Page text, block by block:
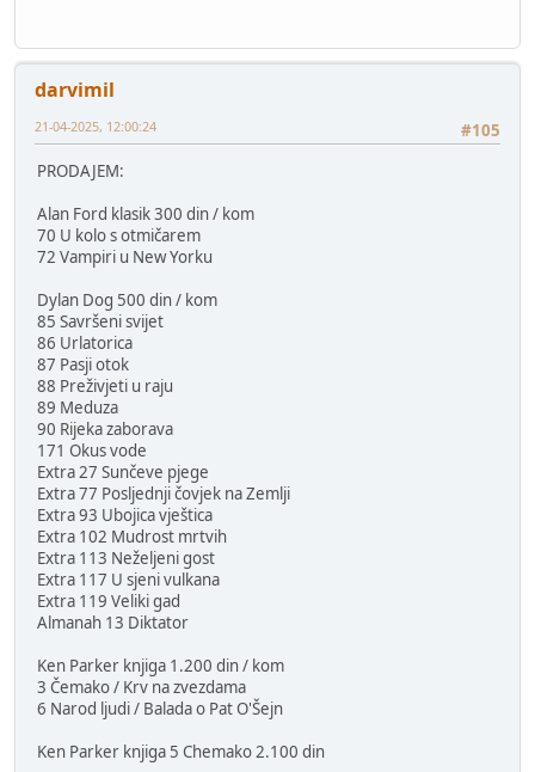
darvimil
#105
21-04-2025, 12:00:24
PRODAJEM:
Alan Ford klasik 300 din / kom
70 U kolo s otmičarem
72 Vampiri u New Yorku
Dylan Dog 500 din / kom
85 Savršeni svijet
86 Urlatorica
87 Pasji otok
88 Preživjeti u raju
89 Meduza
90 Rijeka zaborava
171 Okus vode
Extra 27 Sunčeve pjege
Extra 77 Posljednji čovjek na Zemlji
Extra 93 Ubojica vještica
Extra 102 Mudrost mrtvih
Extra 113 Neželjeni gost
Extra 117 U sjeni vulkana
Extra 119 Veliki gad
Almanah 13 Diktator
Ken Parker knjiga 1.200 din / kom
3 Čemako / Krv na zvezdama
6 Narod ljudi / Balada o Pat O'Šejn
Ken Parker knjiga 5 Chemako 2.100 din